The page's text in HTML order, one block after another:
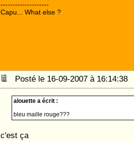
--------------------
Capu... What else ?
Posté le 16-09-2007 à
alouette a écrit :
bleu maille rouge???
c'est ça